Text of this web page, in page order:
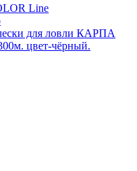
Line
для ловли КАРПА
цвет-чёрный.